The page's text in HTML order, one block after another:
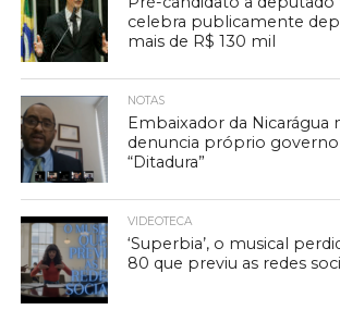
celebra publicamente
mais de R$ 130 mil
NOTAS
Embaixador da Nicarágua
denuncia próprio governo
“Ditadura”
VIDEOTECA
‘Superbia’, o musical
80 que previu as redes